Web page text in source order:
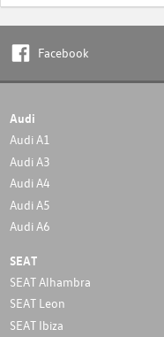
Facebook
Audi
Audi A1
Audi A3
Audi A4
Audi A5
Audi A6
SEAT
SEAT Alhambra
SEAT Leon
SEAT Ibiza